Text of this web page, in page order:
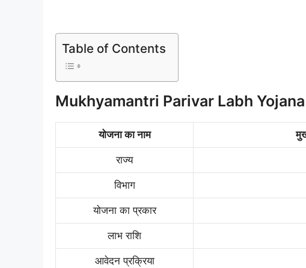
Table of Contents
Mukhyamantri Parivar Labh
योजना का नाम
राज्य
विभाग
योजना का प्रकार
लाभ राशि
आवेदन प्रक्रिया